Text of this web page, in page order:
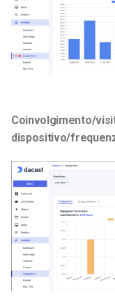
Coinvolgimento/
dispositivo/